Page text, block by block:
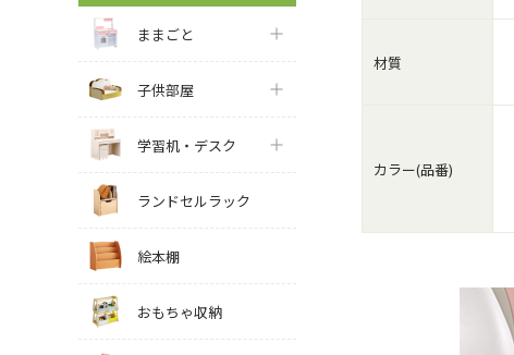
ままごと
子供部屋
学習机・デスク
ランドセルラック
絵本棚
おもちゃ収納
材質
カラー(品番)